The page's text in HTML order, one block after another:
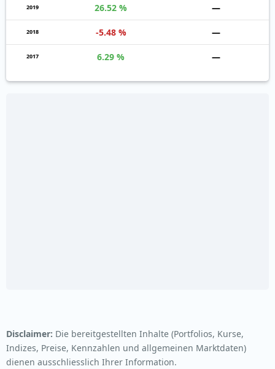
2019 26.52 % —
2018 -5.48 % —
2017 6.29 % —
Disclaimer: Die bereitgestellten Inhalte (Portfolios, Kurse,
Indizes, Preise, Kennzahlen und allgemeinen Marktdaten)
dienen ausschliesslich Ihrer Information.